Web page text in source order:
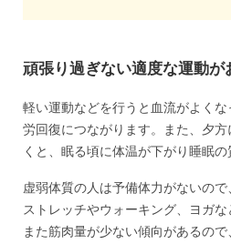
頑張り過ぎない適度な運動が
軽い運動などを行うと血流がよく
労回復につながります。また、夕
くと、眠る頃に体温が下がり睡眠の
虚弱体質の人は予備体力がないので
ストレッチやウォーキング、ヨガな
また筋肉量が少ない傾向があるの